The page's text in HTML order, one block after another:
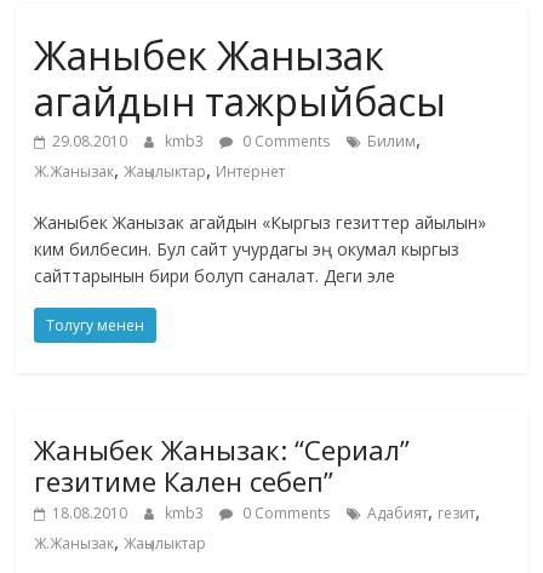
жана
адабияты
Жаныбек Жанызак
агайдын тажрыйбасы
29.08.2010 kmb3 0 Comments Билим,
Ж.Жанызак,Жаңылыктар, Интернет
Жаныбек Жанызак агайдын «Кыргыз гезиттер айылын»
ким билбесин. Бул сайт учурдагы эң окумал кыргыз
сайттарынын бири болуп саналат. Деги эле
Толугу менен
Жаныбек Жанызак: “Сериал”
гезитиме Кален себеп”
18.08.2010 kmb3 0 Comments Адабият, гезит,
Ж.Жанызак,Жаңылыктар